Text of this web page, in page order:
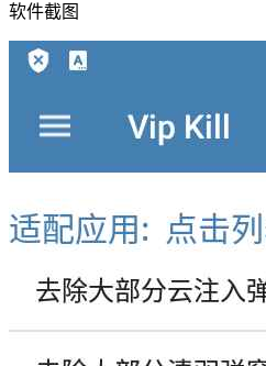
软件截图